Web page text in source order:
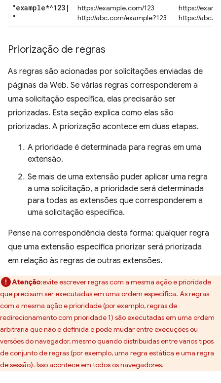
"example*^123 |
"
https://example.com/123
http://abc.com/example?123
https://
https://
Priorização de regras
As regras são acionadas por solicitações enviadas de
páginas da Web. Se várias regras corresponderem a
uma solicitação específica, elas precisarão ser
priorizadas. Esta seção explica como elas são
priorizadas. A priorização acontece em duas etapas.
A prioridade é determinada para regras em uma
extensão.
Se mais de uma extensão puder aplicar uma regra
a uma solicitação, a prioridade será determinada
para todas as extensões que corresponderem a
uma solicitação específica.
Pense na correspondência desta forma: qualquer regra
que uma extensão específica priorizar será priorizada
em relação às regras de outras extensões.
Atenção:evite escrever regras com a mesma ação e prioridade
que precisam ser executadas em uma ordem específica. As regras
com a mesma ação e prioridade (por exemplo, regras de
redirecionamento com prioridade 1) são executadas em uma ordem
arbitrária que não é definida e pode mudar entre execuções ou
versões do navegador, mesmo quando distribuídas entre vários tipos
de conjunto de regras (por exemplo, uma regra estática e uma regra
de sessão). Isso acontece em todos os navegadores.